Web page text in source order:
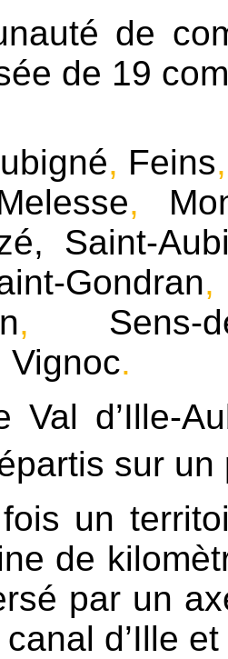
de
de 19
, Feins
,
, Saint-
Gondran
, Sens-
Vignoc.
Val d’Ille-
sur
un
de
par un
d’Ille